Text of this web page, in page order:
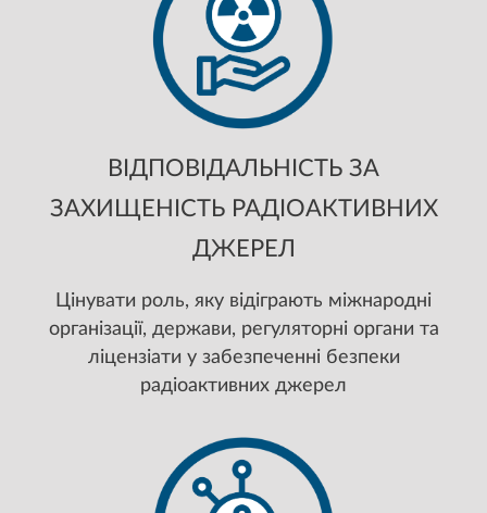
ВІДПОВІДАЛЬНІСТЬ ЗА
ЗАХИЩЕНІСТЬ РАДІОАКТИВНИХ
ДЖЕРЕЛ
Цінувати роль, яку відіграють міжнародні
організації, держави, регуляторні органи та
ліцензіати у забезпеченні безпеки
радіоактивних джерел